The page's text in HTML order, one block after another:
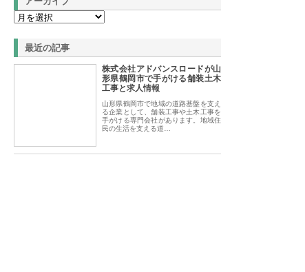
最近の記事
株式会社アドバンスロードが山
形県鶴岡市で手がける舗装土木
工事と求人情報
山形県鶴岡市で地域の道路基盤を支え
る企業として、舗装工事や土木工事を
手がける専門会社があります。地域住
民の生活を支える道…